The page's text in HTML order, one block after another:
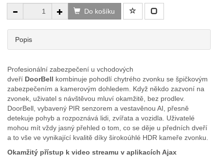
Do košíku
Popis
Profesionální zabezpečení u vchodových
dveří DoorBell kombinuje pohodlí chytrého zvonku se špičkovým
zabezpečením a kamerovým dohledem. Když někdo zazvoní na
zvonek, uživatel s návštěvou mluví okamžitě, bez prodlev.
DoorBell, vybavený PIR senzorem a vestavěnou AI, přesně
detekuje pohyb a rozpoznává lidi, zvířata a vozidla. Uživatelé
mohou mít vždy jasný přehled o tom, co se děje u předních dveří
a to vše ve vynikající kvalitě díky širokoúhlé HDR kameře zvonku.
Okamžitý přístup k video streamu v aplikacích Ajax